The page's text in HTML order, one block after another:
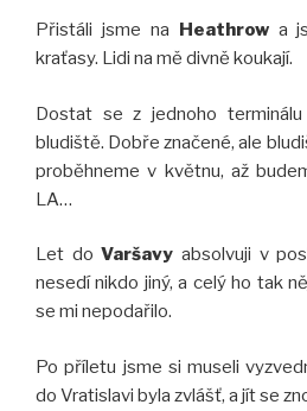
Přistáli jsme na Heathrowa
kraťasy. Lidi na mě divně koukají.
Dostat se z jednoho
bludiště. Dobře značené, ale
proběhneme v květnu, až
LA…
Let doVaršavy absolvuji v
nesedí nikdo jiný, a celý ho tak
se mi nepodařilo.
Po příletu jsme si museli
do Vratislavi byla zvlášť, a jít se